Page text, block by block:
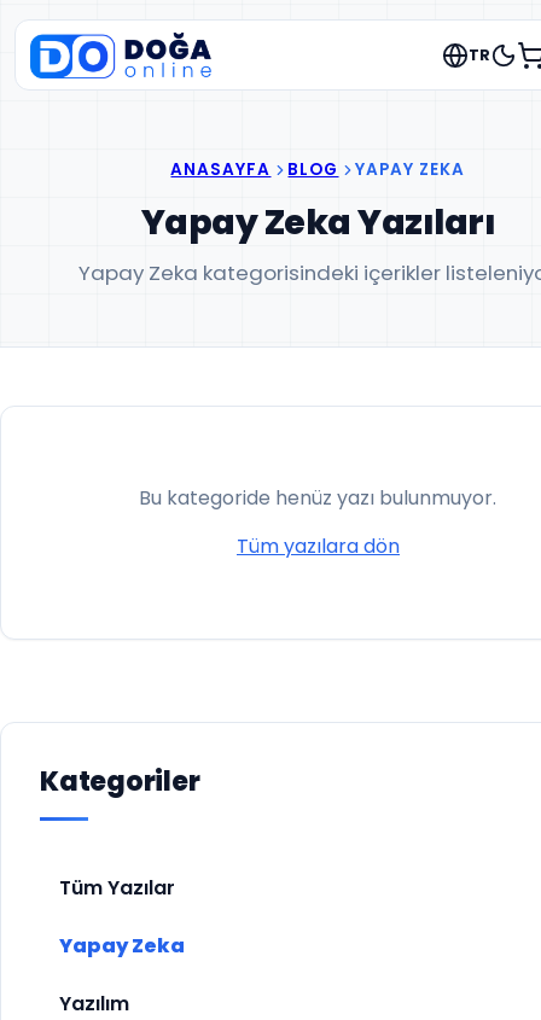
TR
ANASAYFA BLOG YAPAY ZEKA
Yapay Zeka Yazıları
Yapay Zeka kategorisindeki içerikler
Bu kategoride henüz yazı bulunmuyor.
Tüm yazılara dön
Kategoriler
Tüm Yazılar
Yapay Zeka
Yazılım